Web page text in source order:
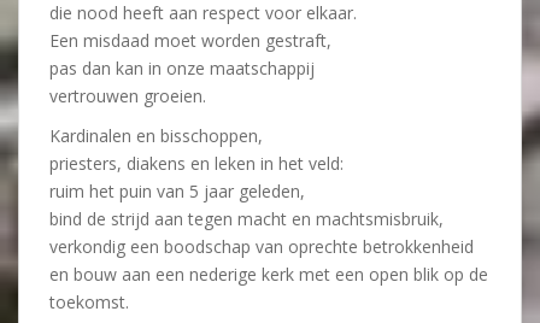
die nood heeft aan respect voor elkaar.
Een misdaad moet worden gestraft,
pas dan kan in onze maatschappij
vertrouwen groeien.
Kardinalen en bisschoppen,
priesters, diakens en leken in het veld:
ruim het puin van 5 jaar geleden,
bind de strijd aan tegen macht en machtsmisbruik,
verkondig een boodschap van oprechte betrokkenheid
en bouw aan een nederige kerk met een open blik op de
toekomst.